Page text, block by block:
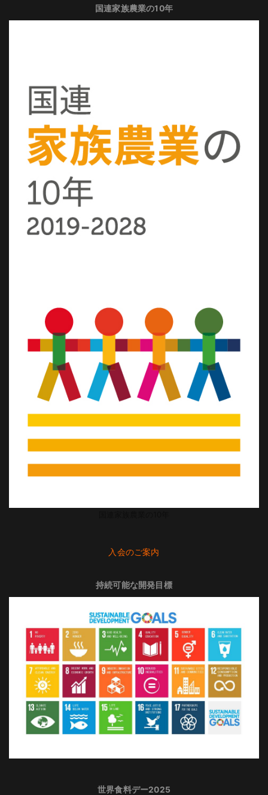
国連家族農業の10年
入会のご案内
持続可能な開発目標
世界食料デー2025